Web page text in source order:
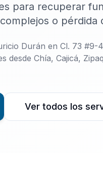
para recuperar
o pérdida
Durán en Cl. 73 #9-
desde Chía, Cajicá,
Ver todos los